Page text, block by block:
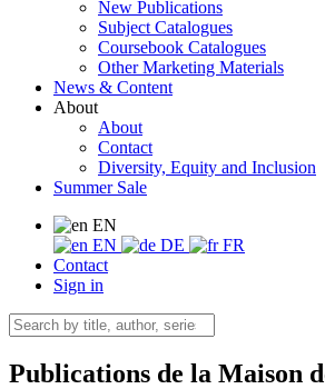
New Publications
Subject Catalogues
Coursebook Catalogues
Other Marketing Materials
News & Content
About
About
Contact
Diversity, Equity and Inclusion
Summer Sale
EN
EN
DE
FR
Contact
Sign in
Publications de la Maison